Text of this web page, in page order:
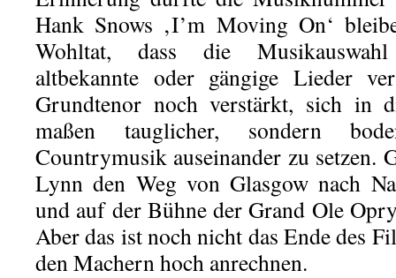
Hank Snows ‚I’m Moving On‘
Wohltat, dass die
altbekannte oder gängige Lieder
Grundtenor noch verstärkt, sich in
maßen tauglicher, sondern
Countrymusik auseinander zu setzen.
Lynn den Weg von Glasgow nach
und auf der Bühne der Grand Ole
Aber das ist noch nicht das Ende des
den Machern hoch anrechnen.